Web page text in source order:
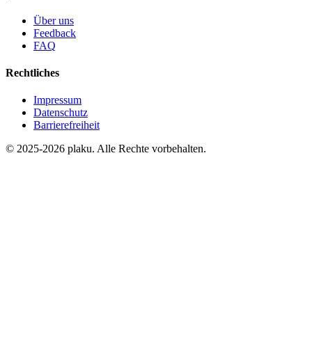
Über uns
Feedback
FAQ
Rechtliches
Impressum
Datenschutz
Barrierefreiheit
© 2025-2026 plaku. Alle Rechte vorbehalten.